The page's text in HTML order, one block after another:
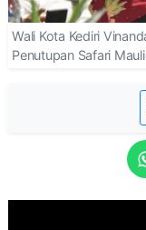
Wali Kota Kediri
Penutupan Safari